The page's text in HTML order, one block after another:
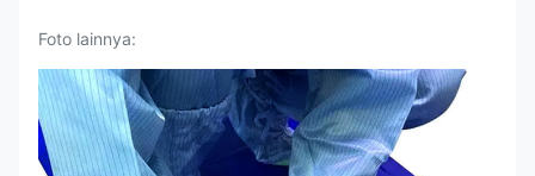
Foto lainnya: